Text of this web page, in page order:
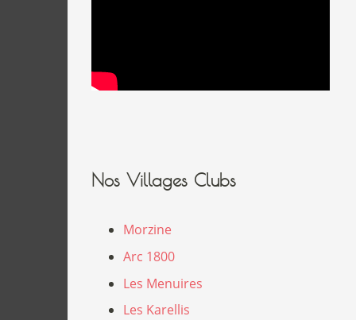
Nos Villages Clubs
Morzine
Arc 1800
Les Menuires
Les Karellis